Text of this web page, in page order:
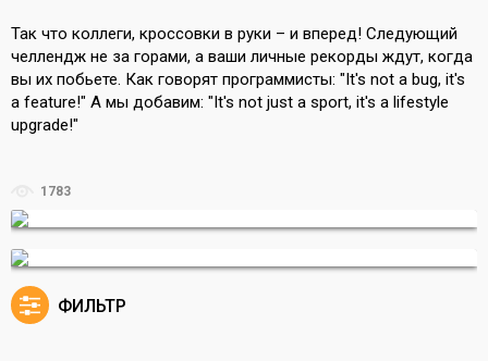
Так что коллеги, кроссовки в руки – и вперед! Следующий
челлендж не за горами, а ваши личные рекорды ждут, когда
вы их побьете. Как говорят программисты: "It's not a bug, it's
a feature!" А мы добавим: "It's not just a sport, it's a lifestyle
upgrade!"
1783
ФИЛЬТР